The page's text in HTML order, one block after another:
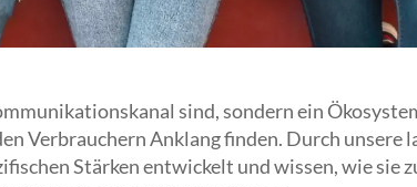
sind, sondern ein
Verbrauchern Anklang finden. Durch unsere
Stärken entwickelt und wissen, wie sie